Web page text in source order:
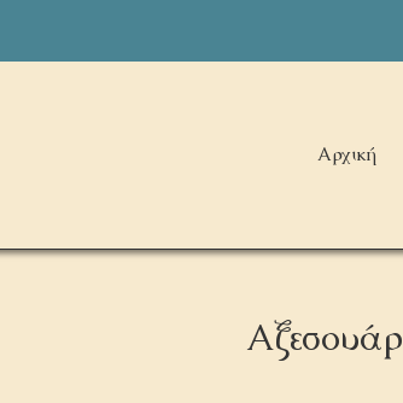
Αρχική
Αξεσουάρ